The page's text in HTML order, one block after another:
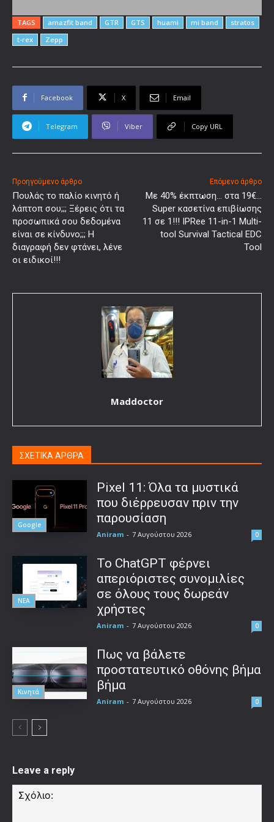
TAGS amazfit band GTR GTS huami mi band
stratos
t-rex
Zepp
Facebook X Email
Telegram Viber Copy URL
Προηγούμενο άρθρο
Πουλάς το παλίο κινητό ή
λάπτοπ σου;;; Ξέρεις ότι τα
προσωπικά σου δεδομένα
είναι σε κίνδυνο;;; Η
διαγραφή δεν φτάνει, λένε
οι ειδικοί!!!
Επόμενο άρθρο
Με 40% έκπτωση… στα 19€…
Super κασετίνα επιβίωσης
11 σε 1!!! IPRee 11-in-1 Multi-
tool Survival Tactical EDC
Tool
Maddoctor
ΣΧΕΤΙΚΑ ΑΡΘΡΑ
Google
Pixel 11: Όλα τα μυστικά
που διέρρευσαν πριν την
παρουσίαση
Aniram - 7 Αυγούστου 2026 0
ΝΕΑ
Το ChatGPT φέρνει
απεριόριστες συνομιλίες
σε όλους τους δωρεάν
χρήστες
Aniram - 7 Αυγούστου 2026 0
Κινητά
Πως να βάλετε
προστατευτικό οθόνης βήμα
βήμα
Aniram - 7 Αυγούστου 2026 0
Leave a reply